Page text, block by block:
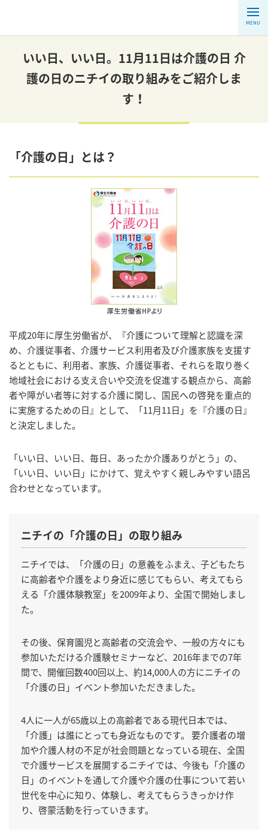
MENU
いい日、いい日。11月11日は介護の日 介
護の日のニチイの取り組みをご紹介しま
す！
「介護の日」とは？
平成20年に厚生労働省が、『介護について理解と認識を深
め、介護従事者、介護サービス利用者及び介護家族を支援す
るとともに、利用者、家族、介護従事者、それらを取り巻く
地域社会における支え合いや交流を促進する観点から、高齢
者や障がい者等に対する介護に関し、国民への啓発を重点的
に実施するための日』として、「11月11日」を『介護の日』
と決定しました。
「いい日、いい日、毎日、あったか介護ありがとう」の、
「いい日、いい日」にかけて、覚えやすく親しみやすい語呂
合わせとなっています。
ニチイの「介護の日」の取り組み
ニチイでは、「介護の日」の意義をふまえ、子どもたち
に高齢者や介護をより身近に感じてもらい、考えてもら
える「介護体験教室」を2009年より、全国で開始しまし
た。
その後、保育園児と高齢者の交流会や、一般の方々にも
参加いただける介護験セミナーなど、2016年までの7年
間で、開催回数400回以上、約14,000人の方にニチイの
「介護の日」イベント参加いただきました。
4人に一人が65歳以上の高齢者である現代日本では、
「介護」は誰にとっても身近なものです。 要介護者の増
加や介護人材の不足が社会問題となっている現在、全国
で介護サービスを展開するニチイでは、今後も「介護の
日」のイベントを通して介護や介護の仕事について若い
世代を中心に知り、体験し、考えてもらうきっかけ作
り、啓蒙活動を行っていきます。